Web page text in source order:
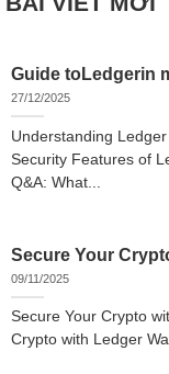
Guide toLedgerin
27/12/2025
Understanding
Security Features of
Q&A: What...
Secure Your
09/11/2025
Secure Your Crypto
Crypto with Ledger